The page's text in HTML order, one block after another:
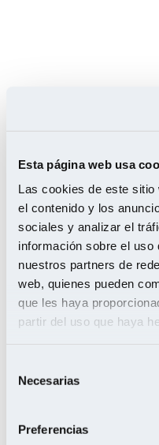
Esta página web usa
Las cookies de este
el contenido y los
sociales y analizar el
información sobre el uso
nuestros partners de
web, quienes pueden
que les haya
partir del uso que haya
Necesarias
Preferencias
Jesús del Ser